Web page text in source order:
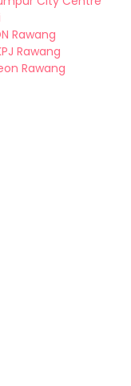
Rawang
Rawang
Rawang